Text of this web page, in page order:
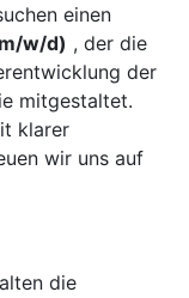
einen
w/d) , der die
der
mitgestaltet.
klarer
wir uns auf
die